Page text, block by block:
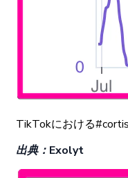
TikTokにおける#
出典： Exolyt